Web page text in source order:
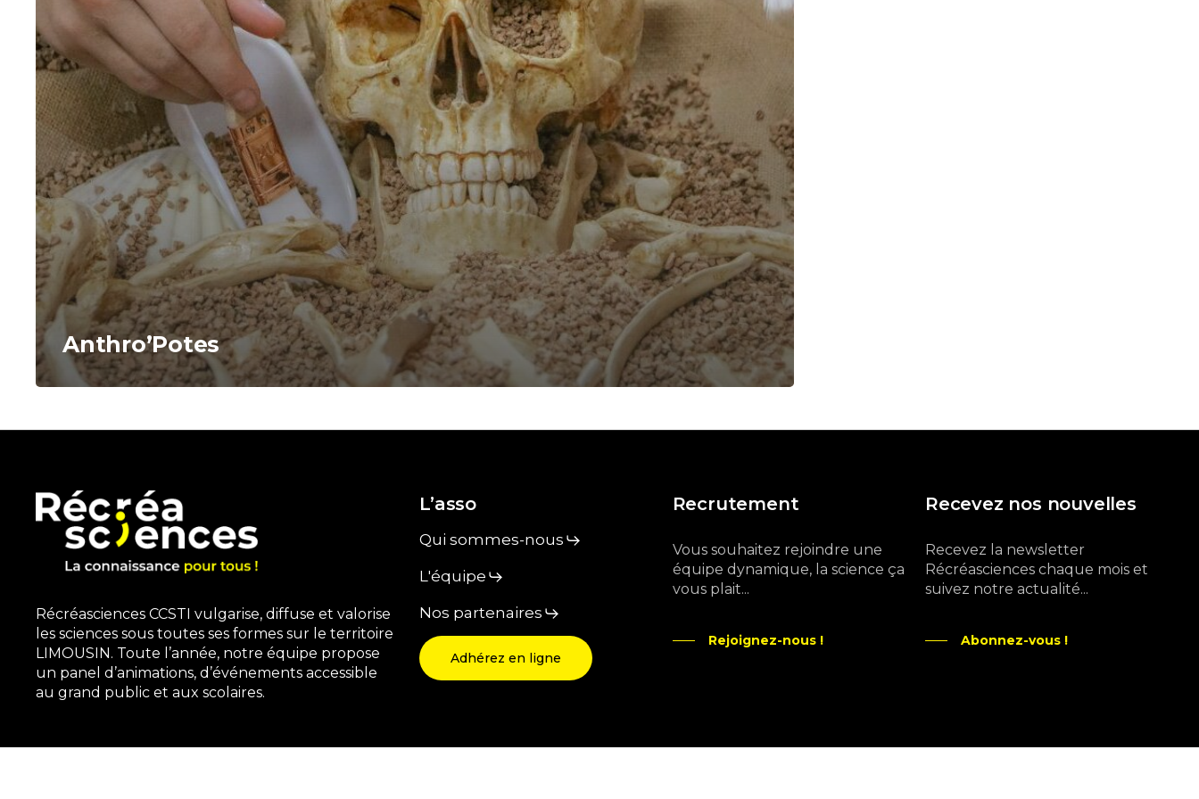
Anthro’Potes
Récréasciences CCSTI vulgarise, diffuse et valorise
les sciences sous toutes ses formes sur le territoire
LIMOUSIN. Toute l’année, notre équipe propose
un panel d’animations, d’événements accessible
au grand public et aux scolaires.
L’asso
Qui sommes-nous
L'équipe
Nos partenaires
Adhérez en ligne
Recrutement
Vous souhaitez rejoindre une
équipe dynamique, la science ça
vous plait...
Rejoignez-nous !
Recevez nos nouvelles
Recevez la newsletter
Récréasciences chaque mois et
suivez notre actualité...
Abonnez-vous !